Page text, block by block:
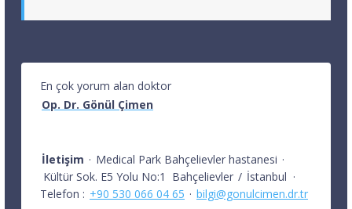
En çok yorum alan doktor
Op. Dr. Gönül Çimen
İletişim · Medical Park Bahçelievler hastanesi ·
Kültür Sok. E5 Yolu No:1
Bahçelievler / İstanbul ·
Telefon : +90 530 066 04 65 · bilgi@gonulcimen.dr.tr